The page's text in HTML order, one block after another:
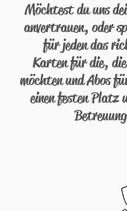
Möchtest du uns
anvertrauen, oder
für jeden das
Karten für die, die
möchten und Abos
einen festen Platz